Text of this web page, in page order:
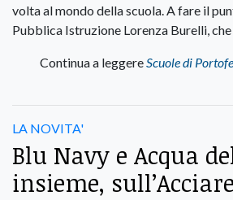
volta al mondo della scuola. A fare il
Pubblica Istruzione Lorenza Burelli,
Continua a leggere Scuole di
LA NOVITA'
Blu Navy e Acqua
insieme,